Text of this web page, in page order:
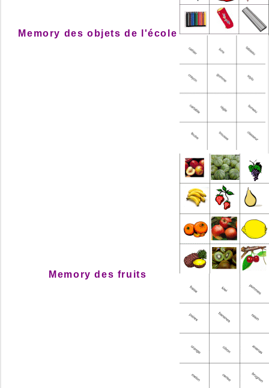
Memory des objets de l'école
Memory des fruits